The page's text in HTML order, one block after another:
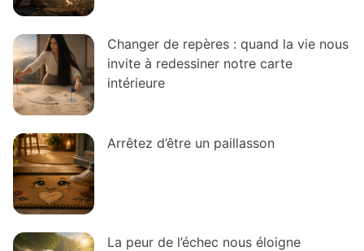
Changer de repères : quand la vie nous
invite à redessiner notre carte
intérieure
Arrêtez d’être un paillasson
La peur de l’échec nous éloigne